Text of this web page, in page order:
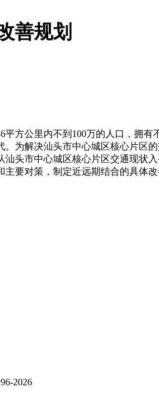
善规划
方公里内不到100万的人口，拥
为解决汕头市中心城区核心片区
头市中心城区核心片区交通现
要对策，制定近远期结合的具体
2026